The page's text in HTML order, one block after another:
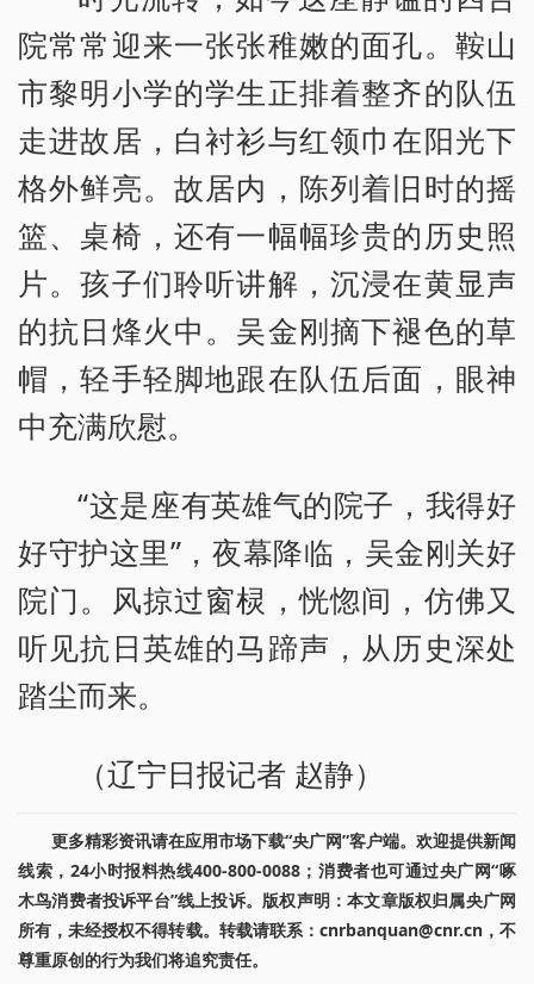
院常常迎来一张张稚嫩的面孔。鞍山
市黎明小学的学生正排着整齐的队伍
走进故居，白衬衫与红领巾在阳光下
格外鲜亮。故居内，陈列着旧时的摇
篮、桌椅，还有一幅幅珍贵的历史照
片。孩子们聆听讲解，沉浸在黄显声
的抗日烽火中。吴金刚摘下褪色的草
帽，轻手轻脚地跟在队伍后面，眼神
中充满欣慰。
“这是座有英雄气的院子，我得好
好守护这里”，夜幕降临，吴金刚关好
院门。风掠过窗棂，恍惚间，仿佛又
听见抗日英雄的马蹄声，从历史深处
踏尘而来。
（辽宁日报记者 赵静）
更多精彩资讯请在应用市场下载“央广网”客户端。欢迎提供新闻
线索，24小时报料热线400-800-0088；消费者也可通过央广网“啄
木鸟消费者投诉平台”线上投诉。版权声明：本文章版权归属央广网
所有，未经授权不得转载。转载请联系：cnrbanquan@cnr.cn，不
尊重原创的行为我们将追究责任。